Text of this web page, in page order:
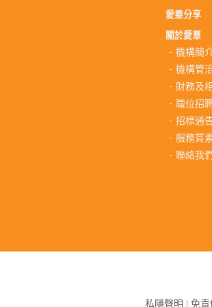
愛羣分享
關於愛羣
機構簡
機構管
財務及
職位招
招標通
服務質
聯絡我們
私隱聲明 | 免責